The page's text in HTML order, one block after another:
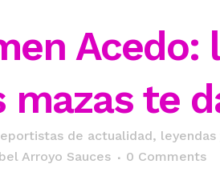
Acedo:
te
de actualidad,
Arroyo Sauces 0 Comments